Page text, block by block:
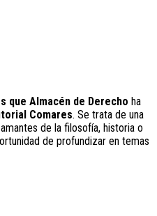
que Almacén de Derecho ha
Comares. Se trata de una
de la filosofía, historia o
de profundizar en temas